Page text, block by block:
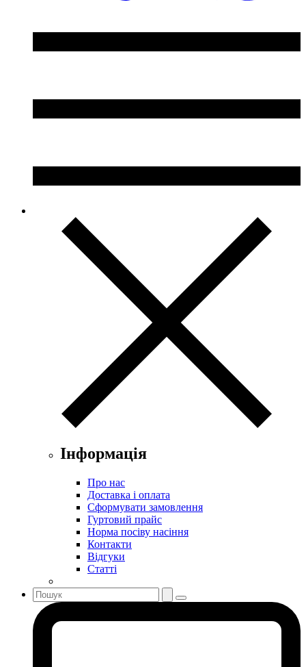
Інформація
Про нас
Доставка і оплата
Сформувати замовлення
Гуртовий прайс
Норма посіву насіння
Контакти
Відгуки
Статті